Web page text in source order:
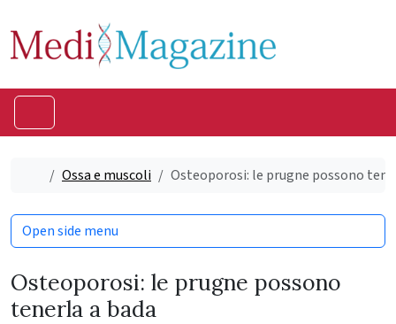
Home
Ossa e muscoli Osteoporosi: le prugne possono
Osteoporosi: le prugne possono
tenerla a bada
Open side menu